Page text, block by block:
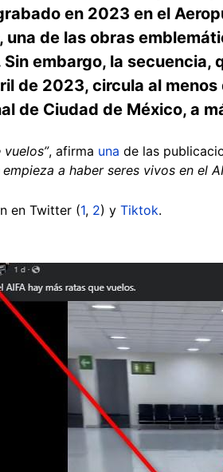
en 2023 en el
una de las obras
Sin embargo, la
de 2023, circula al
de Ciudad de México, a
vuelos”, afirma una de las
empieza a haber seres vivos en el
en Twitter (1, 2) y Tiktok.